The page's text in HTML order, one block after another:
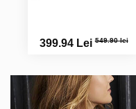
399.94 Lei549.90 lei